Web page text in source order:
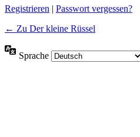
Registrieren | Passwort vergessen?
← Zu Der kleine Rüssel
Sprache